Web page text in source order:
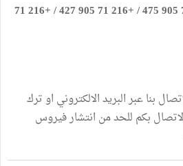
+216 71 905 999 / +216 71 905 475 / +216 71 905 427 / +216 71
بنا عبر البريد الالكتروني او ترك
بكم للحد من انتشار فيروس